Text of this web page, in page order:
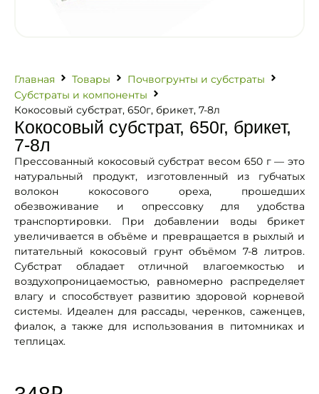
Главная Товары
Почвогрунты и субстраты
Субстраты и компоненты
Кокосовый субстрат, 650г, брикет, 7-8л
Кокосовый субстрат, 650г, брикет,
7-8л
Прессованный кокосовый субстрат весом 650 г — это
натуральный продукт, изготовленный из губчатых
волокон кокосового ореха, прошедших
обезвоживание и опрессовку для удобства
транспортировки. При добавлении воды брикет
увеличивается в объёме и превращается в рыхлый и
питательный кокосовый грунт объёмом 7-8 литров.
Субстрат обладает отличной влагоемкостью и
воздухопроницаемостью, равномерно распределяет
влагу и способствует развитию здоровой корневой
системы. Идеален для рассады, черенков, саженцев,
фиалок, а также для использования в питомниках и
теплицах.